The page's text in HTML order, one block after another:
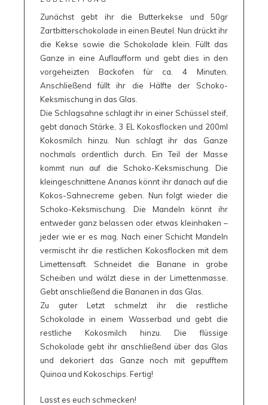
Zunächst gebt ihr die Butterkekse und 50gr
Zartbitterschokolade in einen Beutel. Nun drückt ihr
die Kekse sowie die Schokolade klein. Füllt das
Ganze in eine Auflaufform und gebt dies in den
vorgeheizten Backofen für ca. 4 Minuten.
Anschließend füllt ihr die Hälfte der Schoko-
Keksmischung in das Glas.
Die Schlagsahne schlagt ihr in einer Schüssel steif,
gebt danach Stärke, 3 EL Kokosflocken und 200ml
Kokosmilch hinzu. Nun schlagt ihr das Ganze
nochmals ordentlich durch. Ein Teil der Masse
kommt nun auf die Schoko-Keksmischung. Die
kleingeschnittene Ananas könnt ihr danach auf die
Kokos-Sahnecreme geben. Nun folgt wieder die
Schoko-Keksmischung. Die Mandeln könnt ihr
entweder ganz belassen oder etwas kleinhaken –
jeder wie er es mag. Nach einer Schicht Mandeln
vermischt ihr die restlichen Kokosflocken mit dem
Limettensaft. Schneidet die Banane in grobe
Scheiben und wälzt diese in der Limettenmasse.
Gebt anschließend die Bananen in das Glas.
Zu guter Letzt schmelzt ihr die restliche
Schokolade in einem Wasserbad und gebt die
restliche Kokosmilch hinzu. Die flüssige
Schokolade gebt ihr anschließend über das Glas
und dekoriert das Ganze noch mit gepufftem
Quinoa und Kokoschips. Fertig!
Lasst es euch schmecken!